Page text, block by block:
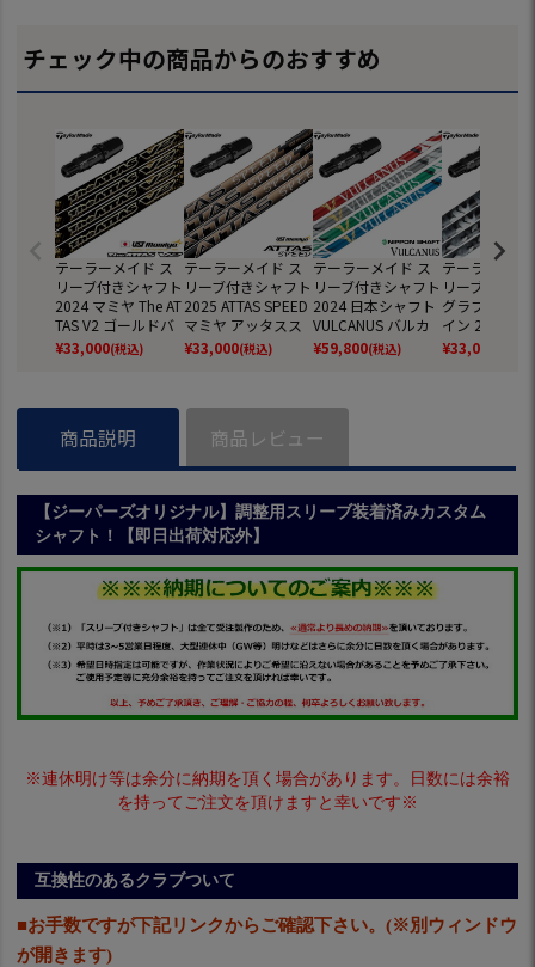
チェック中の商品からのおすすめ
テーラーメイド ス
リーブ付きシャフト
2024 マミヤ The AT
TAS V2 ゴールドバ
ージョン 日本正規
品 ゴルフ シャフト
¥33,000(税込)
テーラーメイド ス
リーブ付きシャフト
2025 ATTAS SPEED
マミヤ アッタスス
ピード 日本正規品
ゴルフ シャフト (Qi
¥33,000(税込)
テーラーメイド ス
リーブ付きシャフト
2024 日本シャフト
VULCANUS バルカ
ヌス 日本正規品 ゴ
ルフ シャフト (BRN
¥59,800(税込)
テーラーメイ
リーブ付きシ
グラファイト
イン 2023 秩
ドライバー用
正規品
¥33,000
商品説明 商品レビュー
【ジーパーズオリジナル】調整用スリーブ装着済みカスタム
シャフト！【即日出荷対応外】
※連休明け等は余分に納期を頂く場合があります。日数には余裕
を持ってご注文を頂けますと幸いです※
互換性のあるクラブついて
■お手数ですが下記リンクからご確認下さい。(※別ウィンドウ
が開きます)